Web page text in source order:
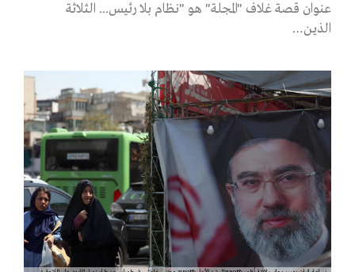
عنوان قصة غلاف "المجلة" هو "نظام بلا رئيس... الثلاثة
الذين…